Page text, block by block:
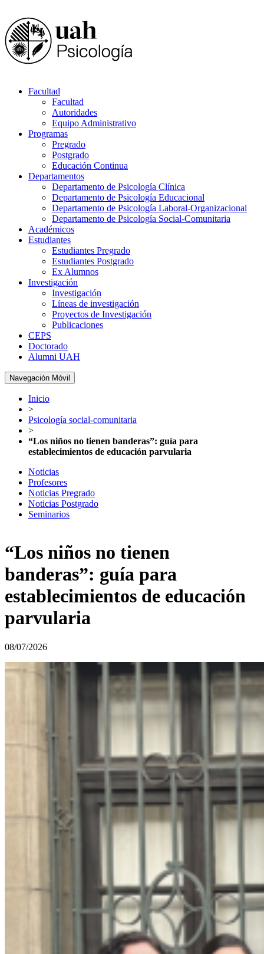
Facultad
Facultad
Autoridades
Equipo Administrativo
Programas
Pregrado
Postgrado
Educación Continua
Departamentos
Departamento de Psicología Clínica
Departamento de Psicología Educacional
Departamento de Psicología Laboral-Organizacional
Departamento de Psicología Social-Comunitaria
Académicos
Estudiantes
Estudiantes Pregrado
Estudiantes Postgrado
Ex Alumnos
Investigación
Investigación
Líneas de investigación
Proyectos de Investigación
Publicaciones
CEPS
Doctorado
Alumni UAH
Navegación Móvil
Inicio
>
Psicología social-comunitaria
>
“Los niños no tienen banderas”: guía para
establecimientos de educación parvularia
Noticias
Profesores
Noticias Pregrado
Noticias Postgrado
Seminarios
“Los niños no tienen
banderas”: guía para
establecimientos de educación
parvularia
08/07/2026